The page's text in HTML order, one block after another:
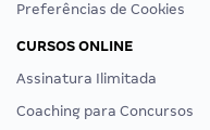
Preferências de Cookies
CURSOS ONLINE
Assinatura Ilimitada
Coaching para Concursos